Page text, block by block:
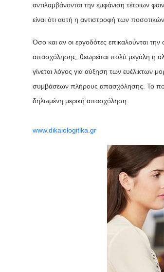
αντιλαμβάνονται την εμφάνιση τέτοιων
είναι ότι αυτή η αντιστροφή των
Όσο και αν οι εργοδότες επικαλούνται
απασχόλησης, θεωρείται πολύ μεγάλη η
γίνεται λόγος για αύξηση των ευέλικτων
συμβάσεων πλήρους απασχόλησης. Το
δηλωμένη μερική απασχόληση.
www.dikaiologitika.gr